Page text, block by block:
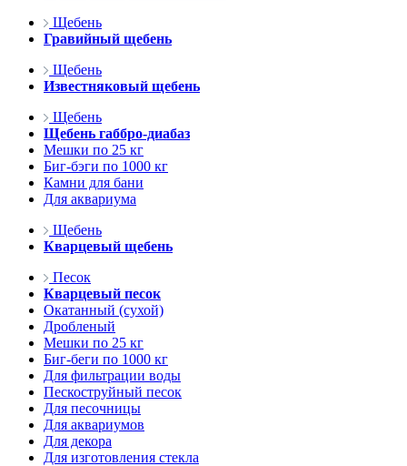
Щебень
Гравийный щебень
Щебень
Известняковый щебень
Щебень
Щебень габбро-диабаз
Мешки по 25 кг
Биг-бэги по 1000 кг
Камни для бани
Для аквариума
Щебень
Кварцевый щебень
Песок
Кварцевый песок
Окатанный (сухой)
Дробленый
Мешки по 25 кг
Биг-беги по 1000 кг
Для фильтрации воды
Пескоструйный песок
Для песочницы
Для аквариумов
Для декора
Для изготовления стекла